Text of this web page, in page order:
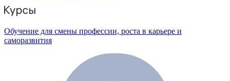
Обучение для смены профессии, роста в карьере и
саморазвития